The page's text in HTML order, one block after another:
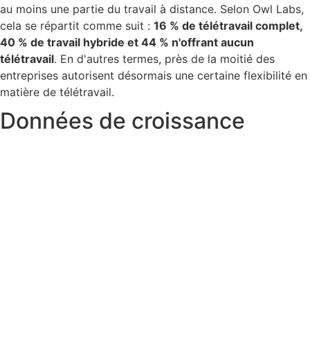
au moins une partie du travail à distance. Selon Owl Labs,
cela se répartit comme suit : 16 % de télétravail complet,
40 % de travail hybride et 44 % n'offrant aucun
télétravail. En d'autres termes, près de la moitié des
entreprises autorisent désormais une certaine flexibilité en
matière de télétravail.
Données de croissance